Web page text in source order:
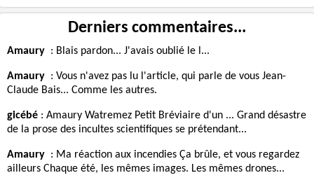
Derniers commentaires...
Amaury : Blais pardon... J'avais oublié le l...
Amaury : Vous n'avez pas lu l'article, qui parle de vous Jean-
Claude Bais... Comme les autres.
gicébé: Amaury Watremez Petit Bréviaire d'un ... Grand désastre
de la prose des incultes scientifiques se prétendant...
Amaury : Ma réaction aux incendies Ça brûle, et vous regardez
ailleurs Chaque été, les mêmes images. Les mêmes drones...